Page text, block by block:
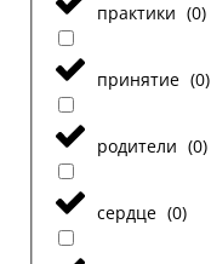
практики (0)
принятие (0)
родители (0)
сердце (0)